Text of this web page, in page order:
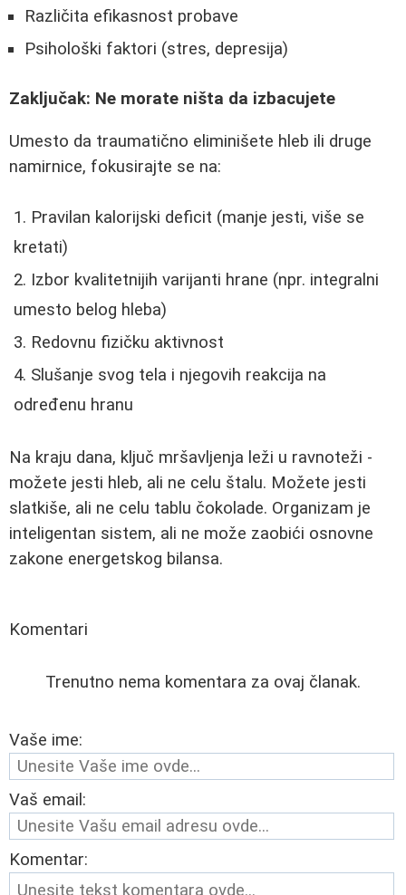
Različita efikasnost probave
Psihološki faktori (stres, depresija)
Zaključak: Ne morate ništa da izbacujete
Umesto da traumatično eliminišete hleb ili druge
namirnice, fokusirajte se na:
Pravilan kalorijski deficit (manje jesti, više se
kretati)
Izbor kvalitetnijih varijanti hrane (npr. integralni
umesto belog hleba)
Redovnu fizičku aktivnost
Slušanje svog tela i njegovih reakcija na
određenu hranu
Na kraju dana, ključ mršavljenja leži u ravnoteži -
možete jesti hleb, ali ne celu štalu. Možete jesti
slatkiše, ali ne celu tablu čokolade. Organizam je
inteligentan sistem, ali ne može zaobići osnovne
zakone energetskog bilansa.
Komentari
Trenutno nema komentara za ovaj članak.
Vaše ime:
Vaš email:
Komentar: